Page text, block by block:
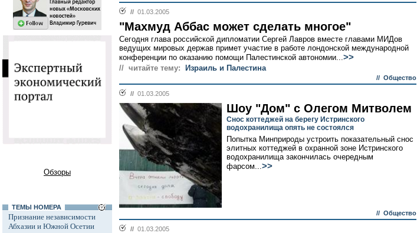
Обзоры
ТЕМЫ НОМЕРА
Признание независимости
Абхазии и Южной Осетии
// 01.03.2005
"Махмуд Аббас может сделать многое"
Сегодня глава российской дипломатии Сергей Лавров вместе главами МИДов
ведущих мировых держав примет участие в работе лондонской международной
конференции по оказанию помощи Палестинской автономии...>>
// читайте тему: Израиль и Палестина
// Общество
// 01.03.2005
Шоу "Дом" с Олегом Митволем
Снос коттеджей на берегу Истринского
водохранилища опять не состоялся
Попытка Минприроды устроить показательный снос
элитных коттеджей в охранной зоне Истринского
водохранилища закончилась очередным
фарсом...>>
// Общество
// 01.03.2005